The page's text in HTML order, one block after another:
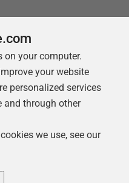
us
on your computer.
your website
personalized services
and through other
we use, see our